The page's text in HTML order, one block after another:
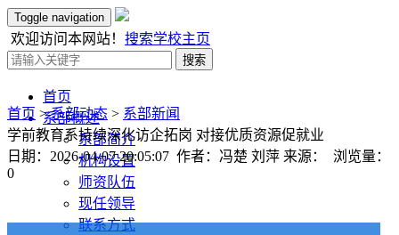
Toggle navigation
欢迎访问本网站！ 搜索学校主页
搜索
首页
系部概述
系部简介
机构设置
师资队伍
现任领导
联系方式
首页 >系部动态 > 系部新闻
学前教育系持续深化访企拓岗 对接优质资源促就业
日期：2026-04-07 20:05:07 作者：冯楚 刘萍 来源： 浏览量：
0